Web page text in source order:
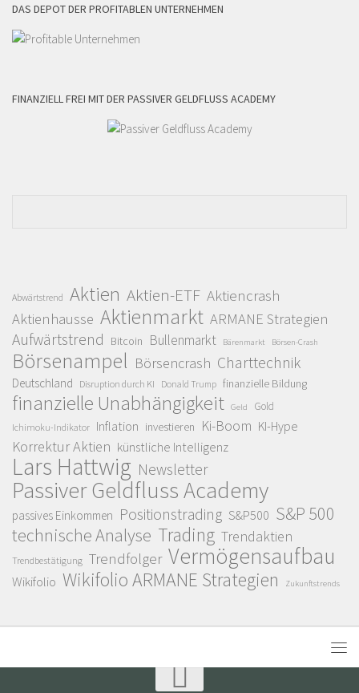
DAS DEPOT DER PROFITABLEN UNTERNEHMEN
FINANZIELL FREI MIT DER PASSIVER GELDFLUSS ACADEMY
Abwärtstrend Aktien Aktien-ETF Aktiencrash
Aktienhausse Aktienmarkt ARMANE Strategien
Aufwärtstrend Bitcoin Bullenmarkt Bärenmarkt Börsen-Crash
Börsenampel Börsencrash Charttechnik
Deutschland Disruption durch KI Donald Trump finanzielle Bildung
finanzielle Unabhängigkeit Geld Gold
Ichimoku-Indikator Inflation investieren Ki-Boom KI-Hype
Korrektur Aktien künstliche Intelligenz
Lars Hattwig Newsletter
Passiver Geldfluss Academy
passives Einkommen Positionstrading S&P500 S&P 500
technische Analyse Trading Trendaktien
Trendbestätigung Trendfolger Vermögensaufbau
Wikifolio Wikifolio ARMANE Strategien Zukunftstrends